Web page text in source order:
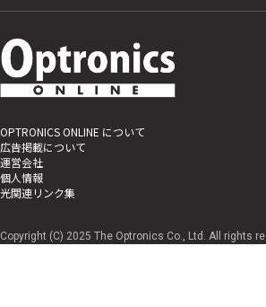
OPTRONICS ONLINE について
広告掲載について
運営会社
個人情報
光関連リンク集
Copyright (C) 2025 The Optronics Co., Ltd. All rights